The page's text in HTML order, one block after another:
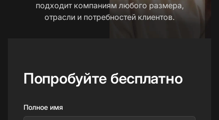
подходит компаниям любого размера,
отрасли и потребностей клиентов.
Попробуйте бесплатно
Полное имя